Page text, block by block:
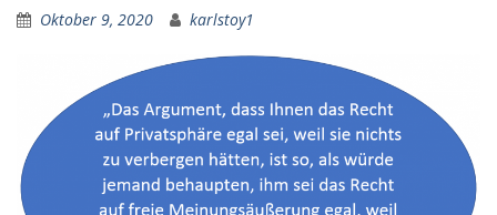
Oktober 9, 2020 karlstoy1